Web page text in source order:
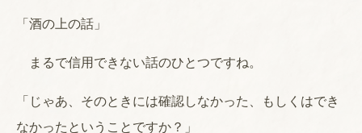
「酒の上の話」
まるで信用できない話のひとつですね。
「じゃあ、そのときには確認しなかった、もしくはでき
なかったということですか？」